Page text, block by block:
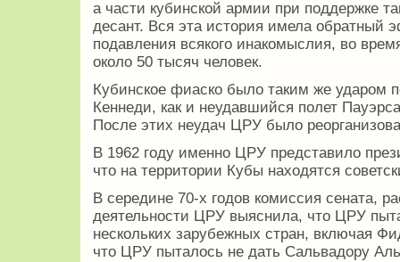
а части кубинской армии при поддержке
десант. Вся эта история имела обратный
подавления всякого инакомыслия, во
около 50 тысяч человек.
Кубинское фиаско было таким же ударом
Кеннеди, как и неудавшийся полет
После этих неудач ЦРУ было
В 1962 году именно ЦРУ представило
что на территории Кубы находятся
В середине 70-х годов комиссия сената,
деятельности ЦРУ выяснила, что ЦРУ
нескольких зарубежных стран, включая
что ЦРУ пыталось не дать Сальвадору